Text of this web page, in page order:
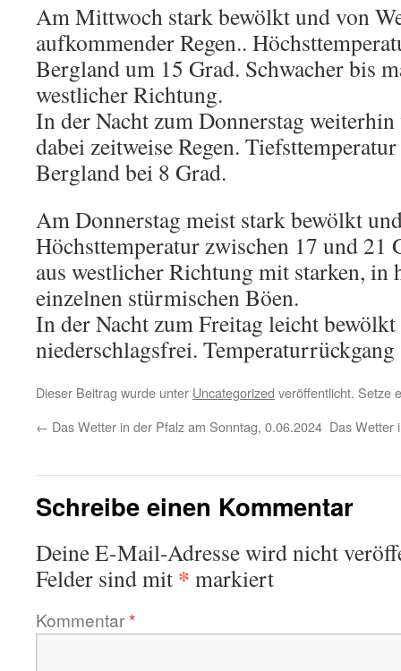
Am Mittwoch stark bewölkt und von
aufkommender Regen..
Bergland um 15 Grad. Schwacher bis
westlicher Richtung.
In der Nacht zum Donnerstag
dabei zeitweise Regen.
Bergland bei 8 Grad.
Am Donnerstag meist stark bewölkt
Höchsttemperatur zwischen 17 und 21
aus westlicher Richtung mit starken, in
einzelnen stürmischen Böen.
In der Nacht zum Freitag leicht
niederschlagsfrei.
Dieser Beitrag wurde unter Uncategorized veröffentlicht. Setze
← Das Wetter in der Pfalz am Sonntag, 0.06.2024 Das Wetter
Schreibe einen Kommentar
Deine E-Mail-Adresse wird nicht
Felder sind mit * markiert
Kommentar*